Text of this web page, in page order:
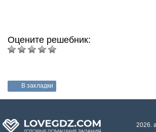
Оцените решебник:
В закладки
2026.